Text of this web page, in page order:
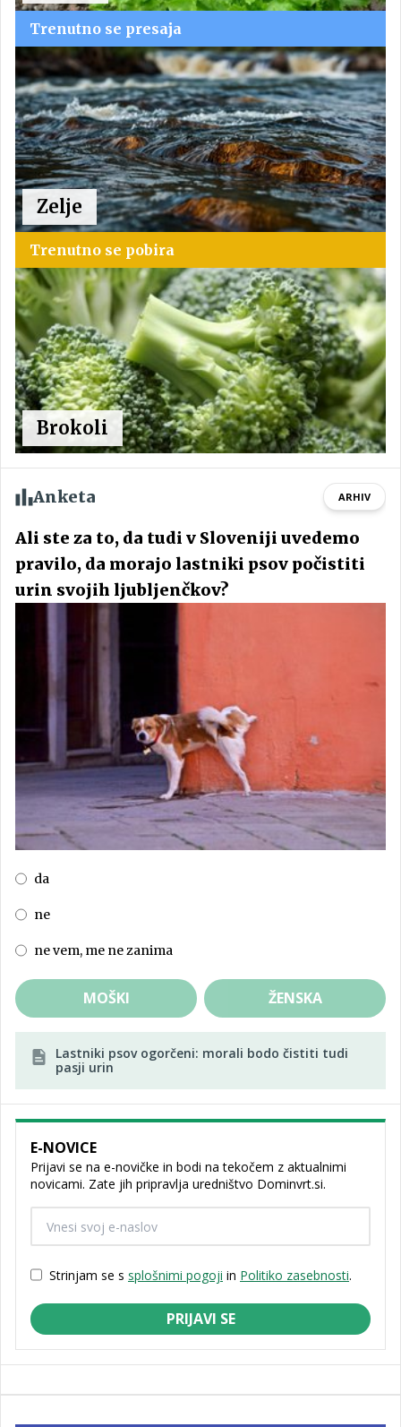
Trenutno se presaja
Zelje
Trenutno se pobira
Brokoli
Anketa ARHIV
Ali ste za to, da tudi v Sloveniji uvedemo
pravilo, da morajo lastniki psov počistiti
urin svojih ljubljenčkov?
da
ne
ne vem, me ne zanima
MOŠKI ŽENSKA
Lastniki psov ogorčeni: morali bodo čistiti tudi
pasji urin
E-NOVICE
Prijavi se na e-novičke in bodi na tekočem z aktualnimi
novicami. Zate jih pripravlja uredništvo Dominvrt.si.
Strinjam se s splošnimi pogoji in Politiko zasebnosti.
PRIJAVI SE